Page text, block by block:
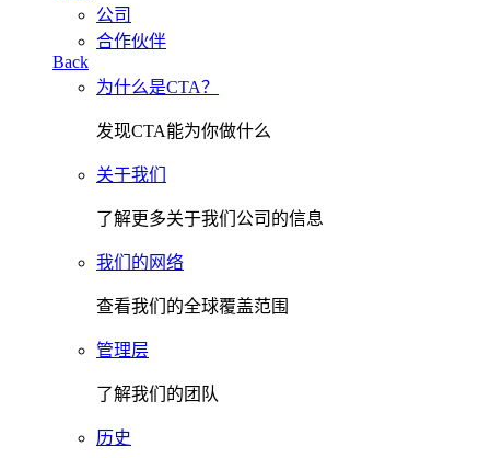
公司
合作伙伴
Back
为什么是CTA？
发现CTA能为你做什么
关于我们
了解更多关于我们公司的信息
我们的网络
查看我们的全球覆盖范围
管理层
了解我们的团队
历史